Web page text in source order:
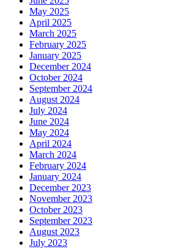
May 2025
April 2025
March 2025
February 2025
January 2025
December 2024
October 2024
September 2024
August 2024
July 2024
June 2024
May 2024
April 2024
March 2024
February 2024
January 2024
December 2023
November 2023
October 2023
September 2023
August 2023
July 2023